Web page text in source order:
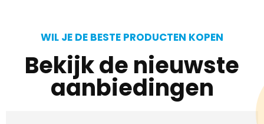
WIL JE DE BESTE PRODUCTEN KOPEN
Bekijk de nieuwste
aanbiedingen